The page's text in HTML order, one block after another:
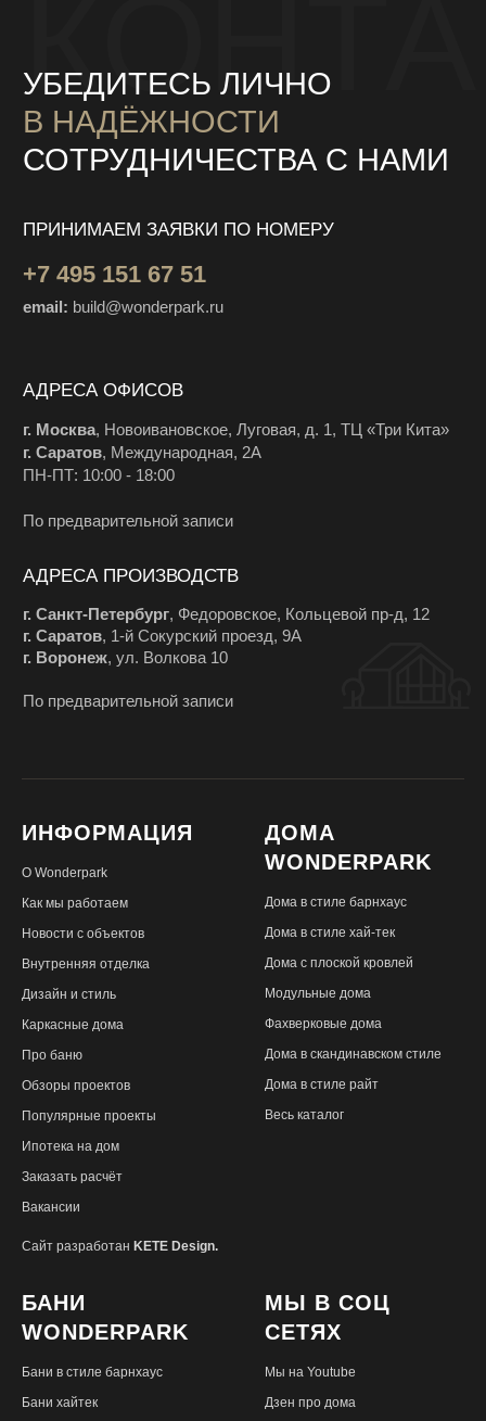
ИНФОРМАЦИЯ
О Wonderpark
Как мы работаем
Новости с объектов
Внутренняя отделка
Дизайн и стиль
Каркасные дома
Про баню
Обзоры проектов
Популярные проекты
Ипотека на дом
Заказать расчёт
Вакансии
Сайт разработан KETE Design.
ДОМА
WONDERPARK
Дома в стиле барнхаус
Дома в стиле хай-тек
Дома с плоской кровлей
Модульные дома
Фахверковые дома
Дома в скандинавском стиле
Дома в стиле райт
Весь каталог
БАНИ
WONDERPARK
Бани в стиле барнхаус
Бани хайтек
МЫ В СОЦ
СЕТЯХ
Мы на Youtube
Дзен про дома